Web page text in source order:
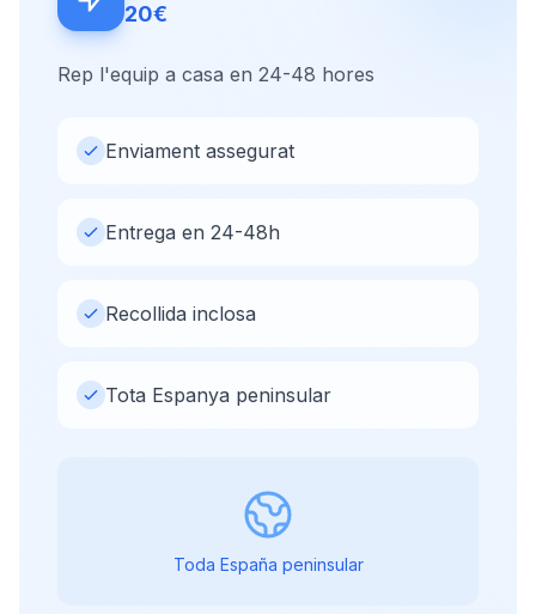
20€
Rep l'equip a casa en 24-48 hores
Enviament assegurat
Entrega en 24-48h
Recollida inclosa
Tota Espanya peninsular
Toda España peninsular